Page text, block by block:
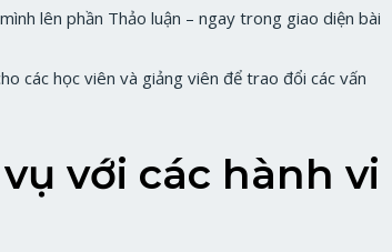
lên phần Thảo luận – ngay trong giao diện bài
các học viên và giảng viên để trao đổi các vấn
với các hành vi